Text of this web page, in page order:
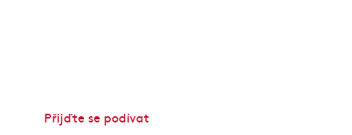
Přijďte se podívat